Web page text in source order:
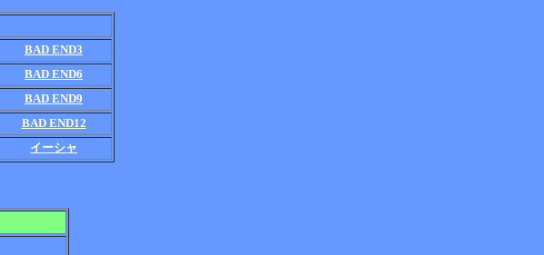
BAD END3
BAD END6
BAD END9
BAD END12
イーシャ